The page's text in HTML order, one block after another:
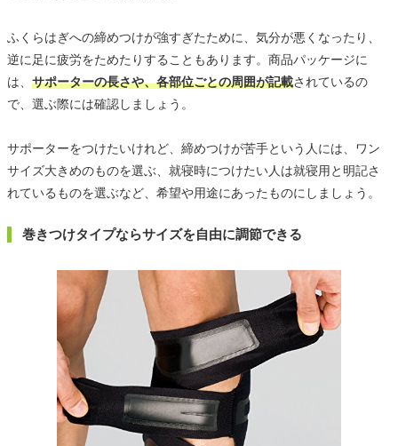
ふくらはぎへの締めつけが強すぎたために、気分が悪くなったり、
逆に足に疲労をためたりすることもあります。商品パッケージに
は、 サポーターの長さや、各部位ごとの周囲が記載されているの
で、選ぶ際には確認しましょう。
サポーターをつけたいけれど、締めつけが苦手という人には、ワン
サイズ大きめのものを選ぶ、就寝時につけたい人は就寝用と明記さ
れているものを選ぶなど、希望や用途にあったものにしましょう。
巻きつけタイプならサイズを自由に調節できる